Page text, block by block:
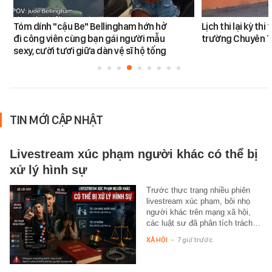
Tóm dính "cậu Be" Bellingham hớn hở
đi công viên cùng bạn gái người mẫu
sexy, cười tươi giữa dàn vệ sĩ hộ tống
Lịch thi lại kỳ thi
trường Chuyên
TIN MỚI CẬP NHẬT
Livestream xúc phạm người khác có thể bị
xử lý hình sự
Trước thực trạng nhiều phiên
livestream xúc phạm, bôi nhọ
người khác trên mạng xã hội,
các luật sư đã phân tích trách…
XÃ HỘI - 7 giờ trước